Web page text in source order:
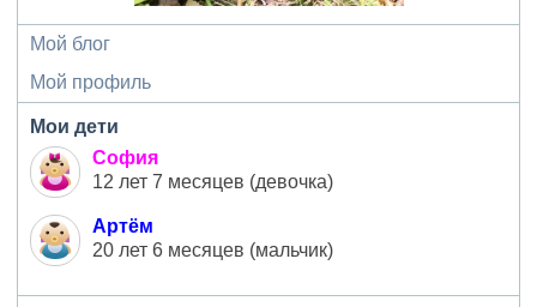
Мой блог
Мой профиль
Мои дети
София
12 лет 7 месяцев (девочка)
Артём
20 лет 6 месяцев (мальчик)